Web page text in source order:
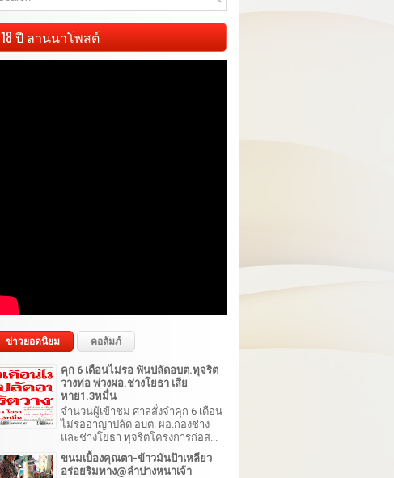
18 ปี ลานนาโพสต์
ข่าวยอดนิยม คอลัมภ์
คุก 6 เดือนไม่รอ ฟันปลัดอบต.ทุจริต
วางท่อ พ่วงผอ.ช่างโยธา เสีย
หาย1.3หมื่น
จำนวนผู้เข้าชม ศาลสั่งจำคุก 6 เดือน
ไม่รออาญาปลัด อบต. ผอ.กองช่าง
และช่างโยธา ทุจริตโครงการก่อส...
ขนมเบื้องคุณตา-ข้าวมันป้าเหลียว
อร่อยริมทาง@ลำปางหนาเจ้า